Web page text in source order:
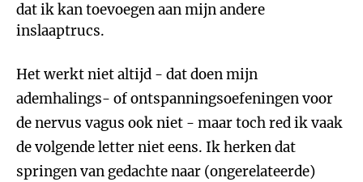
dat ik kan toevoegen aan mijn andere
inslaaptrucs.
Het werkt niet altijd - dat doen mijn
ademhalings- of ontspanningsoefeningen voor
de nervus vagus ook niet - maar toch red ik vaak
de volgende letter niet eens. Ik herken dat
springen van gedachte naar (ongerelateerde)